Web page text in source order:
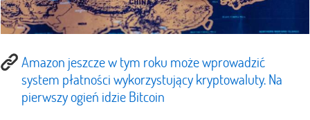
Amazon jeszcze w tym roku może wprowadzić
system płatności wykorzystujący kryptowaluty. Na
pierwszy ogień idzie Bitcoin